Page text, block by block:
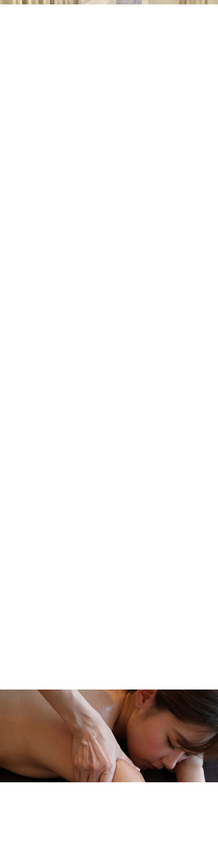
メニューを詳しく見る >